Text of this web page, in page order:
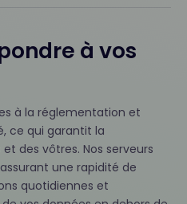
à vos
à la réglementation et
ce qui garantit la
des vôtres. Nos serveurs
une rapidité de
quotidiennes et